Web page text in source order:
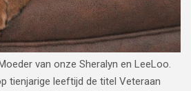
van onze Sheralyn en LeeLoo.
tienjarige leeftijd de titel Veteraan